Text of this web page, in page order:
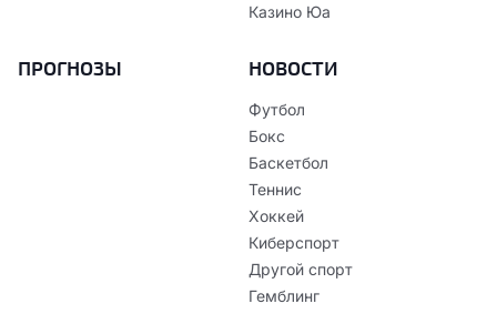
Казино Юа
ПРОГНОЗЫ НОВОСТИ
Футбол
Бокс
Баскетбол
Теннис
Хоккей
Киберспорт
Другой спорт
Гемблинг